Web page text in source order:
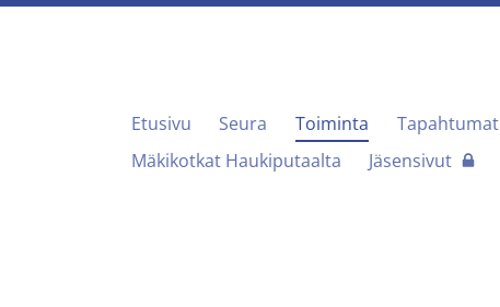
Taivalkosken Kuohu ry
Etusivu Seura Toiminta Tapahtumat
Mäkikotkat Haukiputaalta
Jäsensivut